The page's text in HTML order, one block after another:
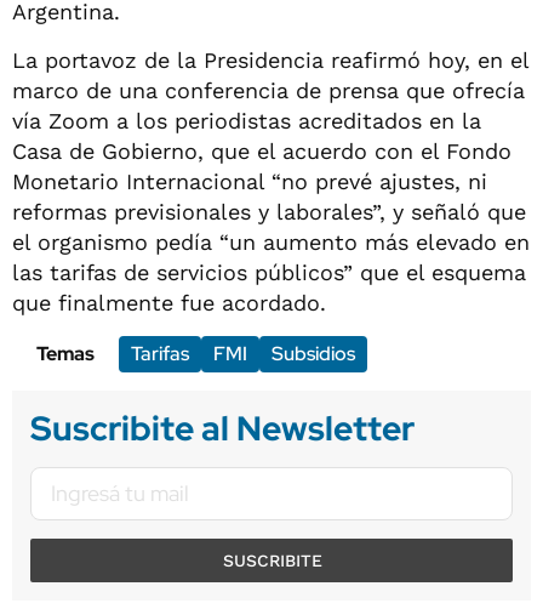
Argentina.
La portavoz de la Presidencia reafirmó hoy, en el
marco de una conferencia de prensa que ofrecía
vía Zoom a los periodistas acreditados en la
Casa de Gobierno, que el acuerdo con el Fondo
Monetario Internacional “no prevé ajustes, ni
reformas previsionales y laborales”, y señaló que
el organismo pedía “un aumento más elevado en
las tarifas de servicios públicos” que el esquema
que finalmente fue acordado.
Temas
Tarifas FMI Subsidios
Suscribite al Newsletter
SUSCRIBITE